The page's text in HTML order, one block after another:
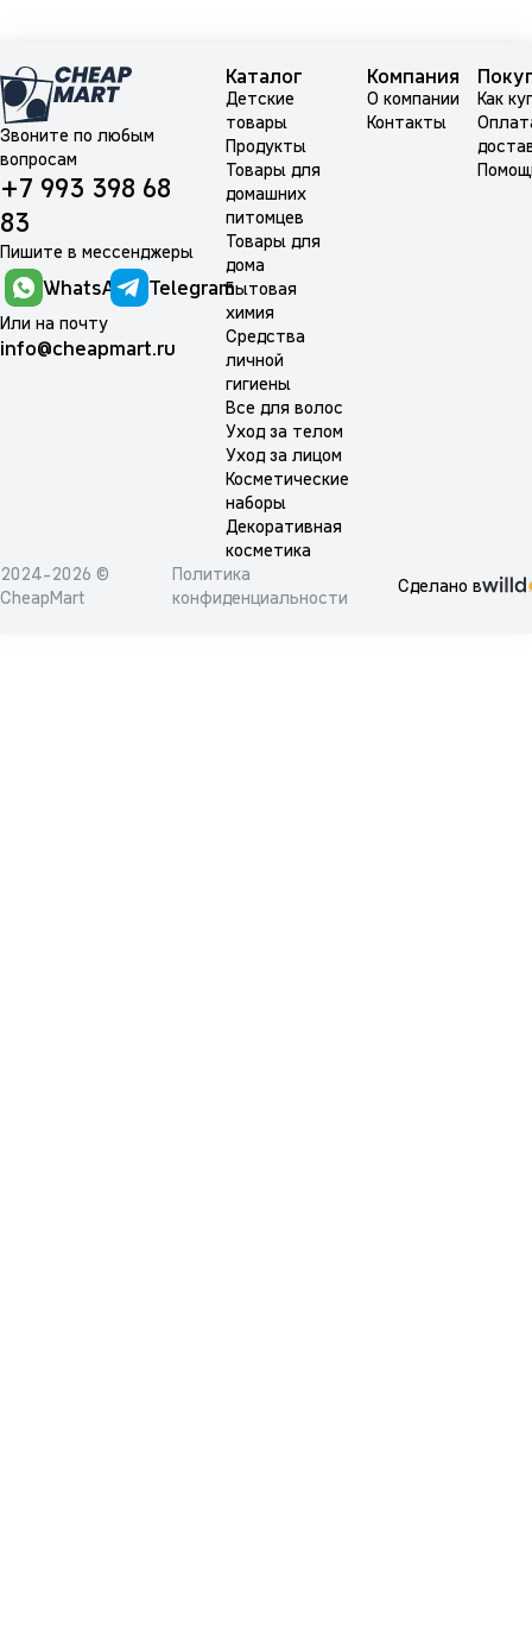
Звоните по любым
вопросам
+7 993 398 68
83
Пишите в мессенджеры
WhatsApp Telegram
Или на почту
info@cheapmart.ru
Каталог
Детские
товары
Продукты
Товары для
домашних
питомцев
Товары для
дома
Бытовая
химия
Средства
личной
гигиены
Все для волос
Уход за телом
Уход за лицом
Косметические
наборы
Декоративная
косметика
Компания
О компании
Контакты
Как
2024-2026 ©
CheapMart
Политика
конфиденциальности
Сделано в